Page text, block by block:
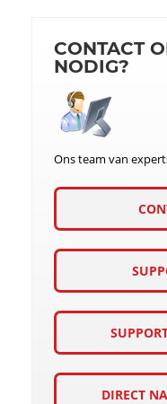
CONTACT
NODIG?
Ons team van
DIRECT